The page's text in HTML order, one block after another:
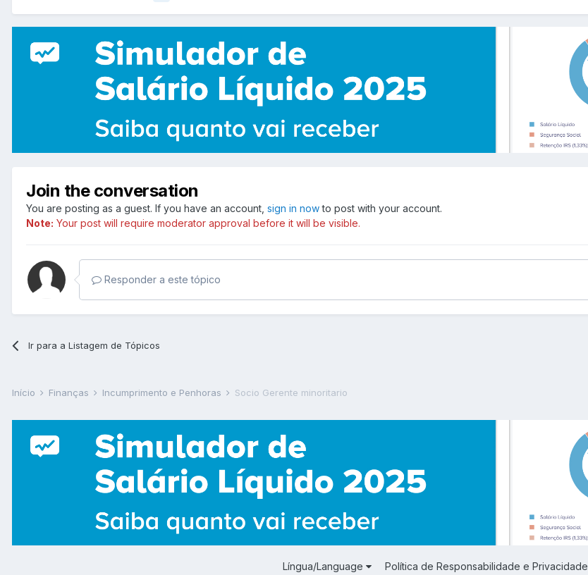
Join the conversation
You are posting as a guest. If you have an account, sign in nowto post with your account.
Note: Your post will require moderator approval before it will be visible.
Responder a este tópico
Ir para a Listagem de Tópicos
Início Finanças Incumprimento e Penhoras Socio Gerente minoritario
Língua/Language Política de Responsabilidade e Privacidade